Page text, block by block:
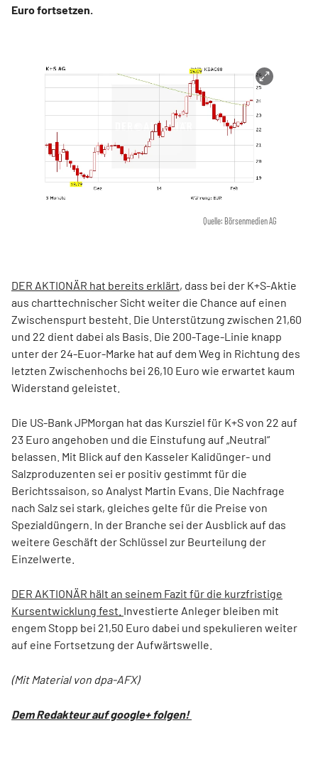
Euro fortsetzen.
Quelle: Börsenmedien AG
DER AKTIONÄR hat bereits erklärt, dass bei der K+S-Aktie
aus charttechnischer Sicht weiter die Chance auf einen
Zwischenspurt besteht. Die Unterstützung zwischen 21,60
und 22 dient dabei als Basis. Die 200-Tage-Linie knapp
unter der 24-Euor-Marke hat auf dem Weg in Richtung des
letzten Zwischenhochs bei 26,10 Euro wie erwartet kaum
Widerstand geleistet.
Die US-Bank JPMorgan hat das Kursziel für K+S von 22 auf
23 Euro angehoben und die Einstufung auf „Neutral“
belassen. Mit Blick auf den Kasseler Kalidünger- und
Salzproduzenten sei er positiv gestimmt für die
Berichtssaison, so Analyst Martin Evans. Die Nachfrage
nach Salz sei stark, gleiches gelte für die Preise von
Spezialdüngern. In der Branche sei der Ausblick auf das
weitere Geschäft der Schlüssel zur Beurteilung der
Einzelwerte.
DER AKTIONÄR hält an seinem Fazit für die kurzfristige
Kursentwicklung fest. Investierte Anleger bleiben mit
engem Stopp bei 21,50 Euro dabei und spekulieren weiter
auf eine Fortsetzung der Aufwärtswelle.
(Mit Material von dpa-AFX)
Dem Redakteur auf google+ folgen!